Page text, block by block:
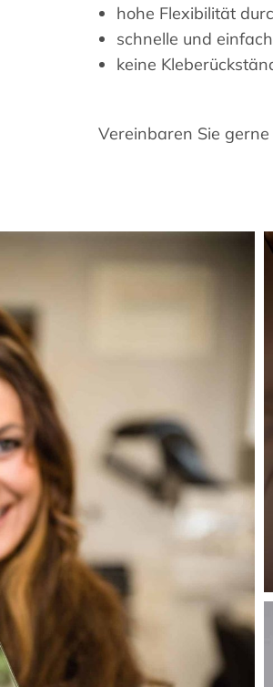
hohe Flexibilität
schnelle und
keine
Vereinbaren Sie